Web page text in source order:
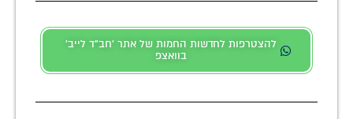
להצטרפות לחדשות החמות של אתר 'חב"ד לייב'
בוואצפ